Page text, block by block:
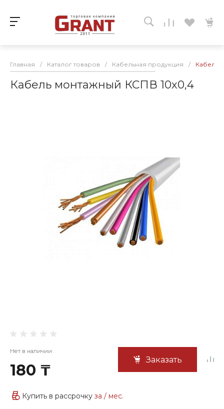
Главная / Каталог товаров / Кабельная продукция / Кабель
Кабель монтажный КСПВ 10х0,4
Нет в наличии
180 ₸
Заказать
Купить в рассрочку за / мес.